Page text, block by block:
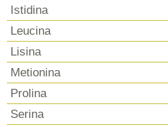
Istidina
Leucina
Lisina
Metionina
Prolina
Serina